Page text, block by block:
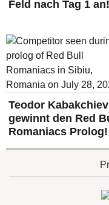
Feld nach Tag 1 an!
Teodor Kabakchiev
gewinnt den Red
Romaniacs Prolog!